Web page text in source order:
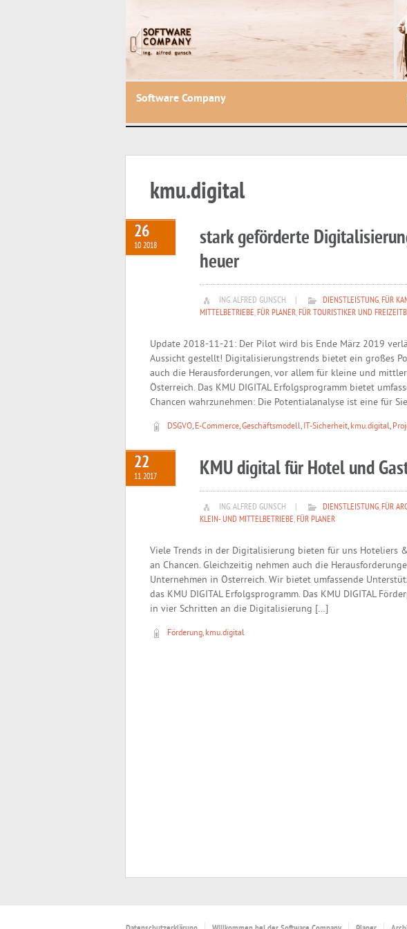
Software Company
kmu.digital
26
10 2018
stark geförderte
heuer
ING. ALFRED GUNSCH DIENSTLEISTUNG,FÜR
MITTELBETRIEBE,FÜR PLANER,FÜR TOURISTIKER UND
Update 2018-11-21: Der Pilot wird bis Ende März 2019
Aussicht gestellt! Digitalisierungstrends bietet ein großes
auch die Herausforderungen, vor allem für kleine und
Österreich. Das KMU DIGITAL Erfolgsprogramm bietet
Chancen wahrzunehmen: Die Potentialanalyse ist eine für
DSGVO, E-Commerce,Geschäftsmodell, IT-Sicherheit, kmu.digital,
22
11 2017 KMU digital für Hotel und
ING. ALFRED GUNSCH DIENSTLEISTUNG,FÜR
KLEIN- UND MITTELBETRIEBE,FÜR PLANER
Viele Trends in der Digitalisierung bieten für uns Hoteliers
an Chancen. Gleichzeitig nehmen auch die
Unternehmen in Österreich. Wir bietet umfassende
das KMU DIGITAL Erfolgsprogramm. Das KMU DIGITAL
in vier Schritten an die Digitalisierung […]
Förderung, kmu.digital